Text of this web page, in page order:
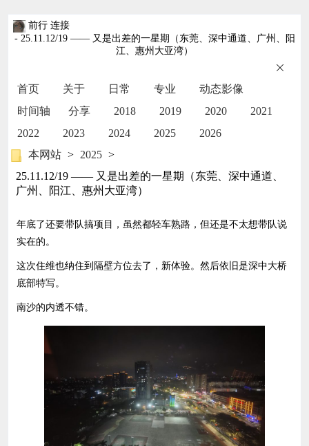
前行 连接
- 25.11.12/19 —— 又是出差的一星期（东莞、深中通道、广州、阳
江、惠州大亚湾）
首页 关于 日常 专业
动态影像
时间轴
分享 2018 2019 2020
2021
2022
2023 2024 2025
2026
本网站 > 2025 >
25.11.12/19 —— 又是出差的一星期（东莞、深中通道、
广州、阳江、惠州大亚湾）
年底了还要带队搞项目，虽然都轻车熟路，但还是不太想带队说
实在的。
这次住维也纳住到隔壁方位去了，新体验。然后依旧是深中大桥
底部特写。
南沙的内透不错。